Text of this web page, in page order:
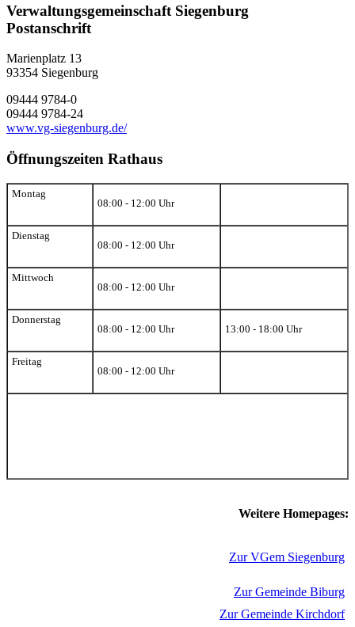
Verwaltungsgemeinschaft Siegenburg
Postanschrift
Marienplatz 13
93354 Siegenburg
09444 9784-0
09444 9784-24
www.vg-siegenburg.de/
Öffnungszeiten Rathaus
Montag
08:00 - 12:00 Uhr
Dienstag
08:00 - 12:00 Uhr
Mittwoch
08:00 - 12:00 Uhr
Donnerstag
08:00 - 12:00 Uhr
13:00 - 18:00 Uhr
Freitag
08:00 - 12:00 Uhr
Weitere Homepages:
Zur VGem Siegenburg
Zur Gemeinde Biburg
Zur Gemeinde Kirchdorf